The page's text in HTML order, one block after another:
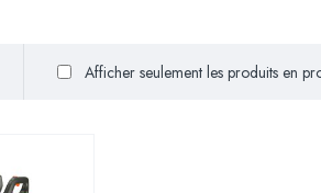
Afficher seulement les produits en